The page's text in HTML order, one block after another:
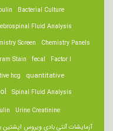
Bacterial Culture
Fluid Analysis
Chemistry Panels
Screen
Factor I
fecal
Stain
quantitative
hcg
Spinal Fluid Analysis
Urine Creatinine
آزمایشات آنتی بادی ویروس اپشتین